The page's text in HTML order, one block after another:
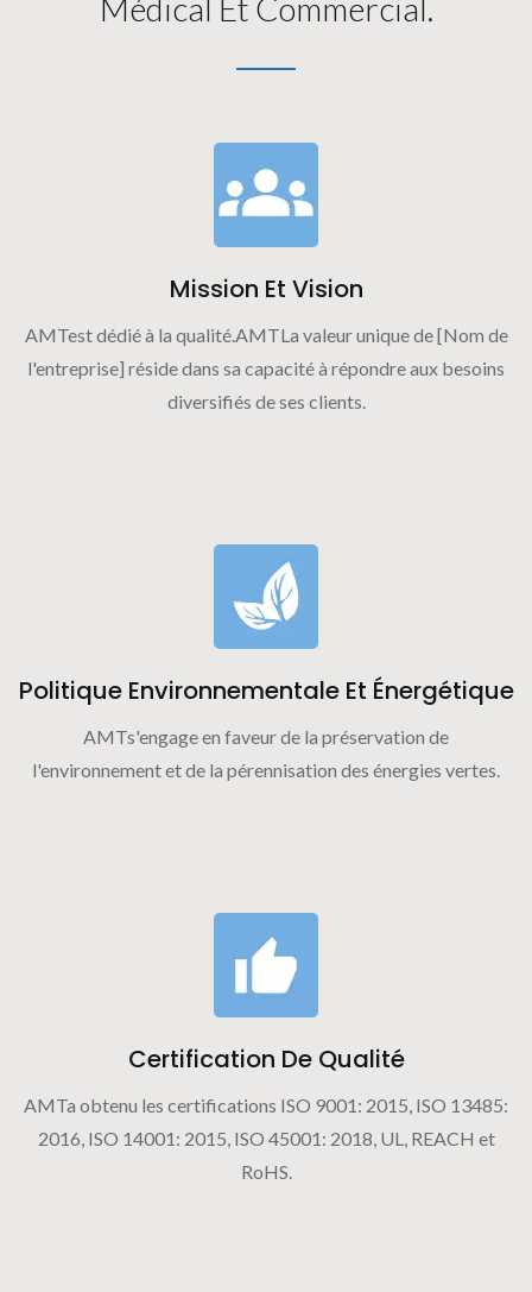
Mission Et Vision
AMTest dédié à la qualité.AMTLa valeur unique de [Nom de
l'entreprise] réside dans sa capacité à répondre aux besoins
diversifiés de ses clients.
Politique Environnementale Et Énergétique
AMTs'engage en faveur de la préservation de
l'environnement et de la pérennisation des énergies vertes.
Certification De Qualité
AMTa obtenu les certifications ISO 9001: 2015, ISO 13485:
2016, ISO 14001: 2015, ISO 45001: 2018, UL, REACH et
RoHS.